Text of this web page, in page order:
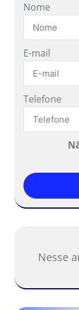
Nome
E-mail
Telefone
Nesse